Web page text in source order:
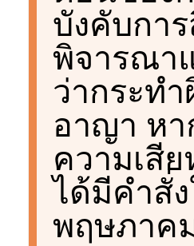
บังคับกา
พิจารณา
ว่ากระท
อาญา หา
ความเสี
ได้มีคำสั่
พฤษภาค